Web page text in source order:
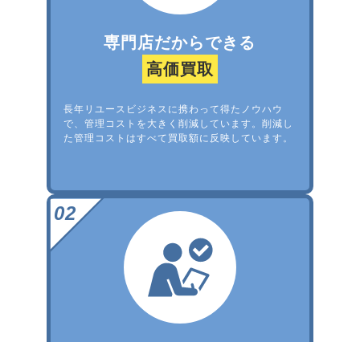
専門店だからできる
高価買取
長年リユースビジネスに携わって得たノウハウ
で、管理コストを大きく削減しています。削減し
た管理コストはすべて買取額に反映しています。